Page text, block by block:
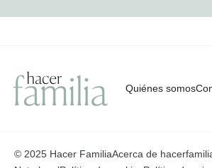
Quiénes somos
© 2025 Hacer FamiliaAcerca de